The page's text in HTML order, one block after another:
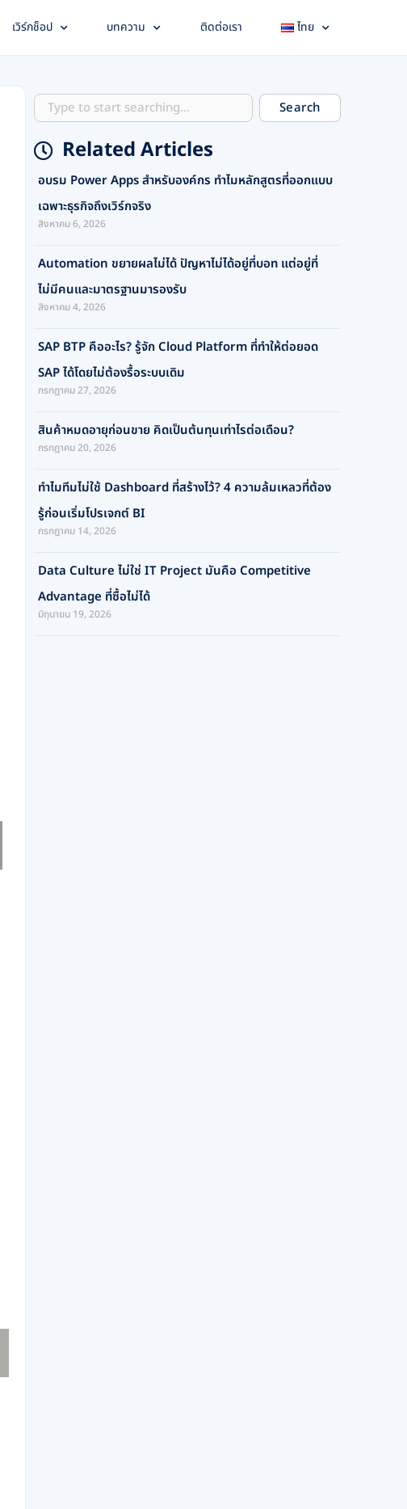
เวิร์กช็อป บทความ ติดต่อเรา ไทย
Search Search
Related Articles
อบรม Power Apps สำหรับองค์กร ทำไมหลักสูตรที่ออกแบบ
เฉพาะธุรกิจถึงเวิร์กจริง
สิงหาคม 6, 2026
Automation ขยายผลไม่ได้ ปัญหาไม่ได้อยู่ที่บอท แต่อยู่ที่
ไม่มีคนและมาตรฐานมารองรับ
สิงหาคม 4, 2026
SAP BTP คืออะไร? รู้จัก Cloud Platform ที่ทำให้ต่อยอด
SAP ได้โดยไม่ต้องรื้อระบบเดิม
กรกฎาคม 27, 2026
สินค้าหมดอายุก่อนขาย คิดเป็นต้นทุนเท่าไรต่อเดือน?
กรกฎาคม 20, 2026
ทำไมทีมไม่ใช้ Dashboard ที่สร้างไว้? 4 ความล้มเหลวที่ต้อง
รู้ก่อนเริ่มโปรเจกต์ BI
กรกฎาคม 14, 2026
Data Culture ไม่ใช่ IT Project มันคือ Competitive
Advantage ที่ซื้อไม่ได้
มิถุนายน 19, 2026